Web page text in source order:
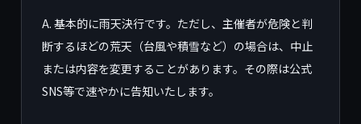
A. 基本的に雨天決行です。ただし、主催者が危険と判
断するほどの荒天（台風や積雪など）の場合は、中止
または内容を変更することがあります。その際は公式
SNS等で速やかに告知いたします。